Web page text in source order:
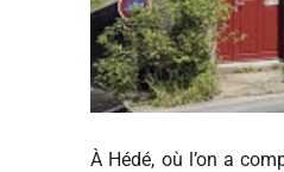
À Hédé, où l’on a